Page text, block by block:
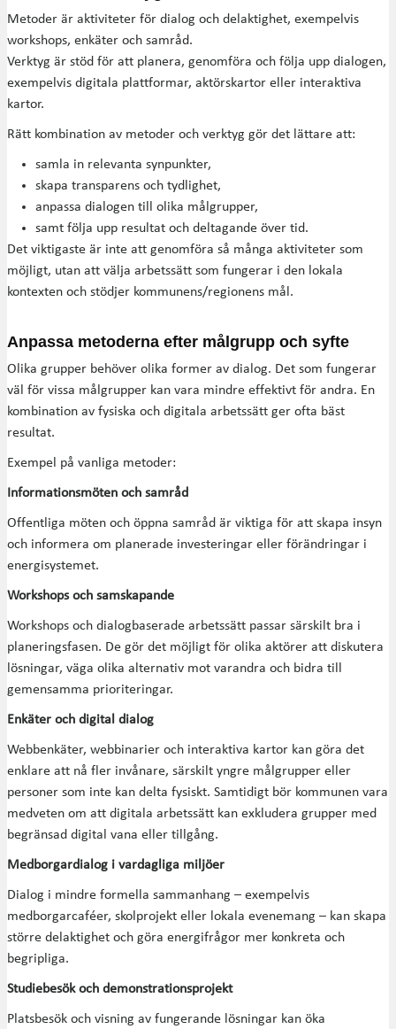
Metoder är aktiviteter för dialog och delaktighet, exempelvis
workshops, enkäter och samråd.
Verktyg är stöd för att planera, genomföra och följa upp dialogen,
exempelvis digitala plattformar, aktörskartor eller interaktiva
kartor.
Rätt kombination av metoder och verktyg gör det lättare att:
samla in relevanta synpunkter,
skapa transparens och tydlighet,
anpassa dialogen till olika målgrupper,
samt följa upp resultat och deltagande över tid.
Det viktigaste är inte att genomföra så många aktiviteter som
möjligt, utan att välja arbetssätt som fungerar i den lokala
kontexten och stödjer kommunens/regionens mål.
Anpassa metoderna efter målgrupp och syfte
Olika grupper behöver olika former av dialog. Det som fungerar
väl för vissa målgrupper kan vara mindre effektivt för andra. En
kombination av fysiska och digitala arbetssätt ger ofta bäst
resultat.
Exempel på vanliga metoder:
Informationsmöten och samråd
Offentliga möten och öppna samråd är viktiga för att skapa insyn
och informera om planerade investeringar eller förändringar i
energisystemet.
Workshops och samskapande
Workshops och dialogbaserade arbetssätt passar särskilt bra i
planeringsfasen. De gör det möjligt för olika aktörer att diskutera
lösningar, väga olika alternativ mot varandra och bidra till
gemensamma prioriteringar.
Enkäter och digital dialog
Webbenkäter, webbinarier och interaktiva kartor kan göra det
enklare att nå fler invånare, särskilt yngre målgrupper eller
personer som inte kan delta fysiskt. Samtidigt bör kommunen vara
medveten om att digitala arbetssätt kan exkludera grupper med
begränsad digital vana eller tillgång.
Medborgardialog i vardagliga miljöer
Dialog i mindre formella sammanhang – exempelvis
medborgarcaféer, skolprojekt eller lokala evenemang – kan skapa
större delaktighet och göra energifrågor mer konkreta och
begripliga.
Studiebesök och demonstrationsprojekt
Platsbesök och visning av fungerande lösningar kan öka